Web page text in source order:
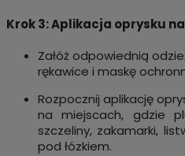
Krok 3: Aplikacja oprysku
Załóż odpowiednią
rękawice i maskę
Rozpocznij aplikację
na miejscach, gdzie
szczeliny, zakamarki,
pod łózkiem.